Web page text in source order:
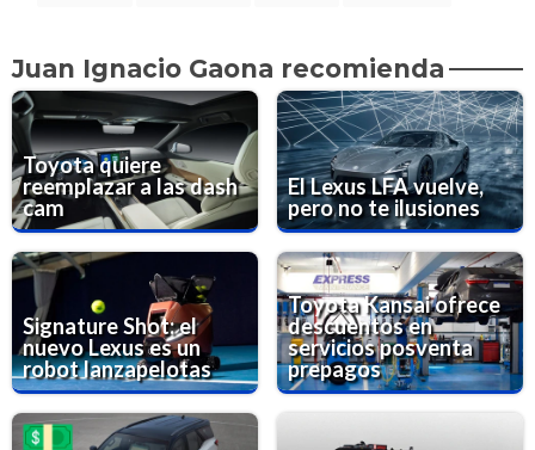
Juan Ignacio Gaona recomienda
Toyota quiere
reemplazar a las dash
cam
El Lexus LFA vuelve,
pero no te ilusiones
Signature Shot: el
nuevo Lexus es un
robot lanzapelotas
Toyota Kansai ofrece
descuentos en
servicios posventa
prepagos